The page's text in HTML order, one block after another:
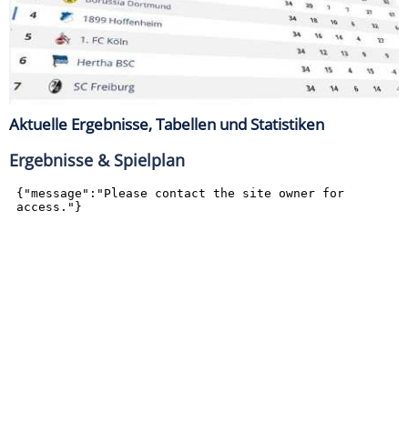
Aktuelle Ergebnisse, Tabellen und Statistiken
Ergebnisse & Spielplan